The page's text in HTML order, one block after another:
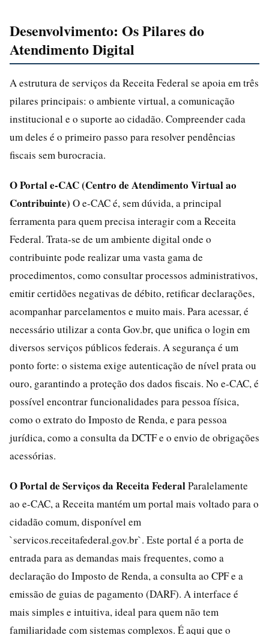
Desenvolvimento: Os Pilares do
Atendimento Digital
A estrutura de serviços da Receita Federal se apoia em três
pilares principais: o ambiente virtual, a comunicação
institucional e o suporte ao cidadão. Compreender cada
um deles é o primeiro passo para resolver pendências
fiscais sem burocracia.
O Portal e-CAC (Centro de Atendimento Virtual ao
Contribuinte) O e-CAC é, sem dúvida, a principal
ferramenta para quem precisa interagir com a Receita
Federal. Trata-se de um ambiente digital onde o
contribuinte pode realizar uma vasta gama de
procedimentos, como consultar processos administrativos,
emitir certidões negativas de débito, retificar declarações,
acompanhar parcelamentos e muito mais. Para acessar, é
necessário utilizar a conta Gov.br, que unifica o login em
diversos serviços públicos federais. A segurança é um
ponto forte: o sistema exige autenticação de nível prata ou
ouro, garantindo a proteção dos dados fiscais. No e-CAC, é
possível encontrar funcionalidades para pessoa física,
como o extrato do Imposto de Renda, e para pessoa
jurídica, como a consulta da DCTF e o envio de obrigações
acessórias.
O Portal de Serviços da Receita FederalParalelamente
ao e-CAC, a Receita mantém um portal mais voltado para o
cidadão comum, disponível em
`servicos.receitafederal.gov.br`. Este portal é a porta de
entrada para as demandas mais frequentes, como a
declaração do Imposto de Renda, a consulta ao CPF e a
emissão de guias de pagamento (DARF). A interface é
mais simples e intuitiva, ideal para quem não tem
familiaridade com sistemas complexos. É aqui que o